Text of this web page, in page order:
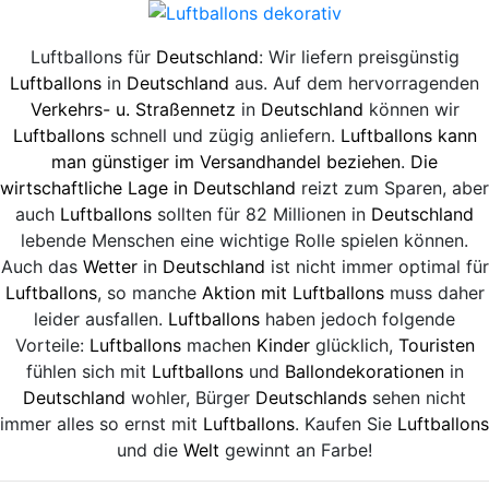
Luftballons für Deutschland: Wir liefern preisgünstig
Luftballons in Deutschland aus. Auf dem hervorragenden
Verkehrs- u. Straßennetz in Deutschland können wir
Luftballonsschnell und zügig anliefern. Luftballons kann
man günstiger im Versandhandel beziehen. Die
wirtschaftliche Lage in Deutschland reizt zum Sparen, aber
auch Luftballons sollten für 82 Millionen in Deutschland
lebende Menschen eine wichtige Rolle spielen können.
Auch das Wetterin Deutschland ist nicht immer optimal für
Luftballons, so manche Aktion mit Luftballonsmuss daher
leider ausfallen. Luftballons haben jedoch folgende
Vorteile: Luftballonsmachen Kinderglücklich, Touristen
fühlen sich mit Luftballonsund Ballondekorationenin
Deutschland wohler, Bürger Deutschlands sehen nicht
immer alles so ernst mit Luftballons. Kaufen Sie Luftballons
und die Welt gewinnt an Farbe!